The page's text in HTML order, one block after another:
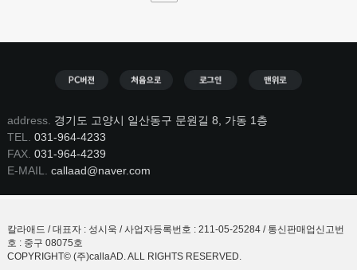
address. 경기도 고양시 일산동구 문원길 8, 가동 1층
TEL. 031-964-4233
FAX. 031-964-4239
E-MAIL. callaad@naver.com
칼라애드 / 대표자 : 성시욱 / 사업자등록번호 : 211-05-25284 / 통신판매업신고번
호 : 중구 08075호
COPYRIGHT© (주)callaAD. ALL RIGHTS RESERVED.